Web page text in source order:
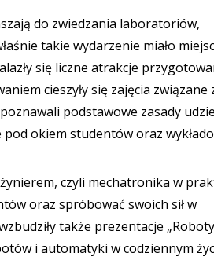
do zwiedzania laboratoriów,
takie wydarzenie miało
się liczne atrakcje
cieszyły się zajęcia związane
podstawowe zasady
okiem studentów oraz
czyli mechatronika w
oraz spróbować swoich sił w
także prezentacje
i automatyki w codziennym